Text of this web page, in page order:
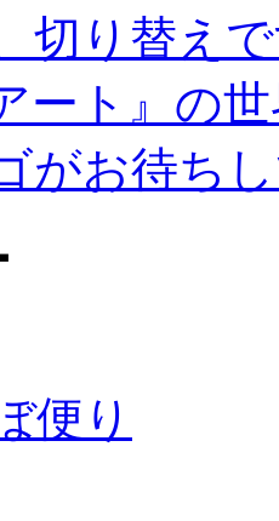
切り替え
ート』の
がお待ち
便り